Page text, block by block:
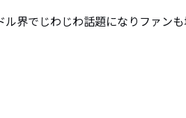
界でじわじわ話題になりファンも